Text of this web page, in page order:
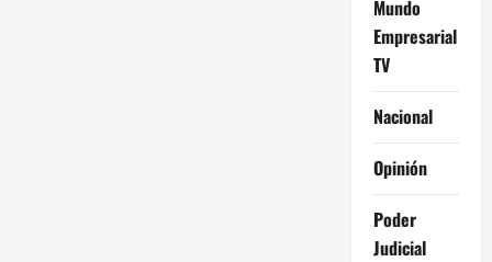
Mundo
Empresarial
TV
Nacional
Opinión
Poder
Judicial